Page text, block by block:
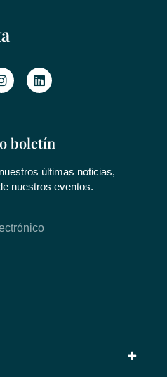
boletín
últimas noticias,
nuestros eventos.